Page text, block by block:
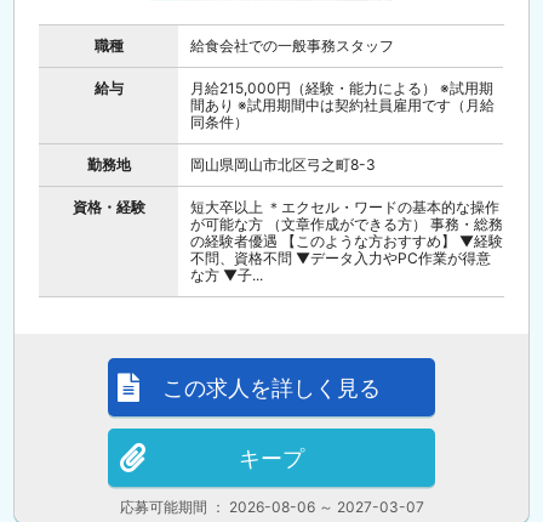
職種 給食会社での一般事務スタッフ
給与
月給215,000円（経験・能力による） ※試用期
間あり ※試用期間中は契約社員雇用です（月給
同条件）
勤務地 岡山県岡山市北区弓之町8-3
資格・経験
短大卒以上 ＊エクセル・ワードの基本的な操作
が可能な方 （文章作成ができる方） 事務・総務
の経験者優遇 【このような方おすすめ】 ▼経験
不問、資格不問 ▼データ入力やPC作業が得意
な方 ▼子...
応募可能期間 ： 2026-08-06 ～ 2027-03-07
この求人を詳しく見る
キープ